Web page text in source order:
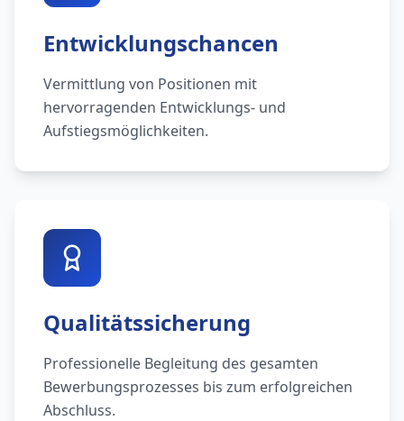
Entwicklungschancen
Vermittlung von Positionen mit
hervorragenden Entwicklungs- und
Aufstiegsmöglichkeiten.
Qualitätssicherung
Professionelle Begleitung des gesamten
Bewerbungsprozesses bis zum erfolgreichen
Abschluss.